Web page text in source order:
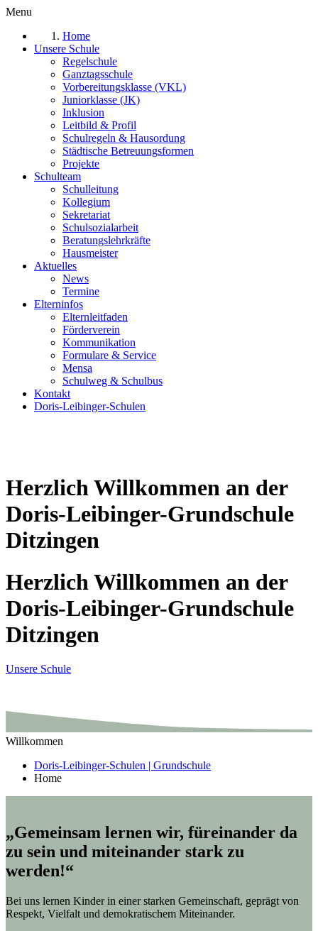
Menu
Home
Unsere Schule
Regelschule
Ganztagsschule
Vorbereitungsklasse (VKL)
Juniorklasse (JK)
Inklusion
Leitbild & Profil
Schulregeln & Hausordung
Städtische Betreuungsformen
Projekte
Schulteam
Schulleitung
Kollegium
Sekretariat
Schulsozialarbeit
Beratungslehrkräfte
Hausmeister
Aktuelles
News
Termine
Elterninfos
Elternleitfaden
Förderverein
Kommunikation
Formulare & Service
Mensa
Schulweg & Schulbus
Kontakt
Doris-Leibinger-Schulen
Herzlich Willkommen an der
Doris-Leibinger-Grundschule
Ditzingen
Herzlich Willkommen an der
Doris-Leibinger-Grundschule
Ditzingen
Unsere Schule
Willkommen
Doris-Leibinger-Schulen | Grundschule
Home
„Gemeinsam lernen wir, füreinander da
zu sein und miteinander stark zu
werden!“
Bei uns lernen Kinder in einer starken Gemeinschaft, geprägt von
Respekt, Vielfalt und demokratischem Miteinander.